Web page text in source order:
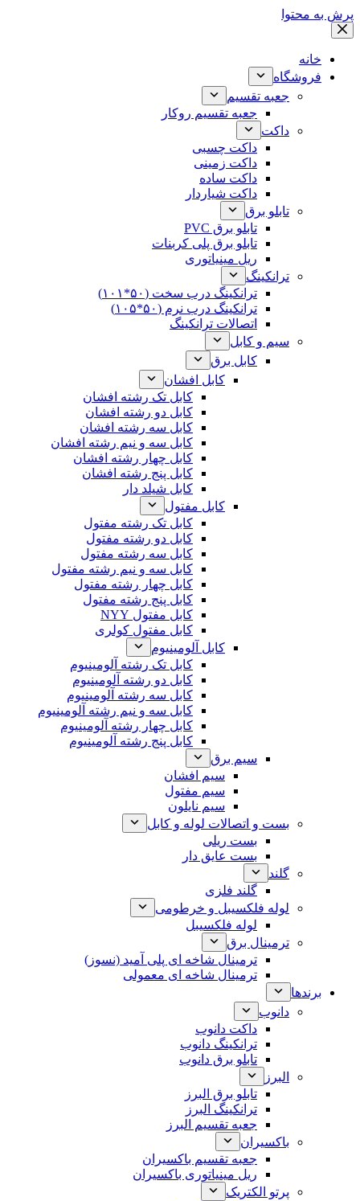
پرش به محتوا
خانه
فروشگاه
جعبه تقسیم
جعبه تقسیم روکار
داکت
داکت چسبی
داکت زمینی
داکت ساده
داکت شیاردار
تابلو برق
تابلو برق PVC
تابلو برق پلی کربنات
ریل مینیاتوری
ترانکینگ
ترانکینگ درب سخت (۵۰*۱۰۱)
ترانکینگ درب نرم (۵۰*۱۰۵)
اتصالات ترانکینگ
سیم و کابل
کابل برق
کابل افشان
کابل تک رشته افشان
کابل دو رشته افشان
کابل سه رشته افشان
کابل سه و نیم رشته افشان
کابل چهار رشته افشان
کابل پنج رشته افشان
کابل شیلد دار
کابل مفتول
کابل تک رشته مفتول
کابل دو رشته مفتول
کابل سه رشته مفتول
کابل سه و نیم رشته مفتول
کابل چهار رشته مفتول
کابل پنج رشته مفتول
کابل مفتول NYY
کابل مفتول کولری
کابل آلومینیوم
کابل تک رشته آلومینیوم
کابل دو رشته آلومینیوم
کابل سه رشته آلومینیوم
کابل سه و نیم رشته آلومینیوم
کابل چهار رشته آلومینیوم
کابل پنج رشته آلومینیوم
سیم برق
سیم افشان
سیم مفتول
سیم نایلون
بست و اتصالات لوله و کابل
بست ریلی
بست عایق دار
گلند
گلند فلزی
لوله فلکسیبل و خرطومی
لوله فلکسیبل
ترمینال برق
ترمینال شاخه ای پلی آمید (نسوز)
ترمینال شاخه ای معمولی
برندها
دانوب
داکت دانوب
ترانکینگ دانوب
تابلو برق دانوب
البرز
تابلو برق البرز
ترانکینگ البرز
جعبه تقسیم البرز
باکسیران
جعبه تقسیم باکسیران
ریل مینیاتوری باکسیران
پرتو الکتریک